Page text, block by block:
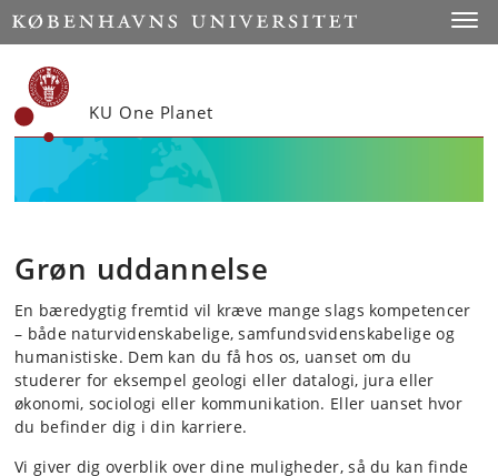
Start
KU One Planet
Grøn uddannelse
En bæredygtig fremtid vil kræve mange slags kompetencer
– både naturvidenskabelige, samfundsvidenskabelige og
humanistiske. Dem kan du få hos os, uanset om du
studerer for eksempel geologi eller datalogi, jura eller
økonomi, sociologi eller kommunikation. Eller uanset hvor
du befinder dig i din karriere.
Vi giver dig overblik over dine muligheder, så du kan finde